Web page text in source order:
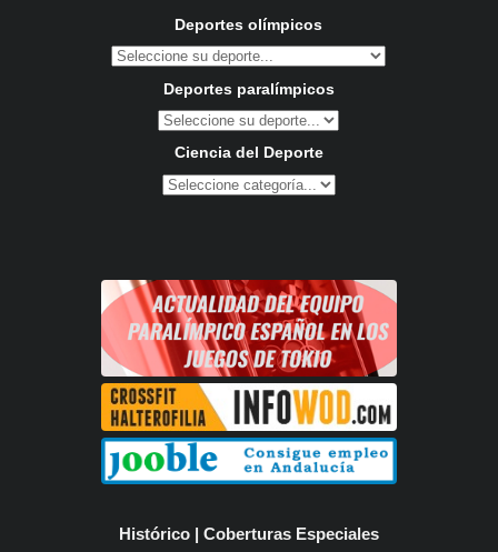
Deportes olímpicos
Deportes paralímpicos
Ciencia del Deporte
Histórico | Coberturas Especiales